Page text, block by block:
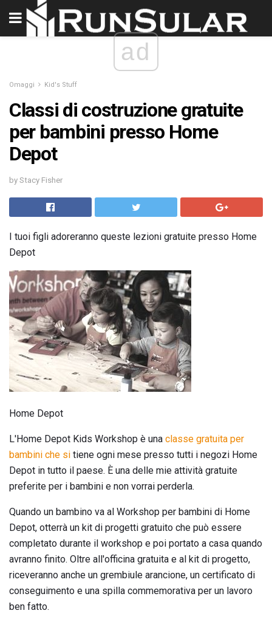
ad
Omaggi Kid's Stuff
Classi di costruzione gratuite
per bambini presso Home
Depot
by Stacy Fisher
I tuoi figli adoreranno queste lezioni gratuite presso Home
Depot
Home Depot
L'Home Depot Kids Workshop è una classe gratuita per
bambini che si tiene ogni mese presso tutti i negozi Home
Depot in tutto il paese. È una delle mie attività gratuite
preferite per i bambini e non vorrai perderla.
Quando un bambino va al Workshop per bambini di Home
Depot, otterrà un kit di progetti gratuito che può essere
completato durante il workshop e poi portato a casa quando
avranno finito. Oltre all'officina gratuita e al kit di progetto,
riceveranno anche un grembiule arancione, un certificato di
conseguimento e una spilla commemorativa per un lavoro
ben fatto.